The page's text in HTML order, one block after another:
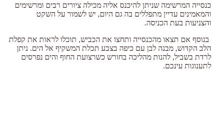
כנסייה המרשימה שניתן להיכנס אליה מכילה ציורים רבים ומרשימים
והמאמינים עדיין מתפללים בה גם היום, יש לשמור על השקט
והצניעות בעת הכניסה.
בנוסף אם תצאו מהכנסייה ותחצו את הכביש, תוכלו לראות את קפלת
הלב הקדוש, מבנה לבן עם כיפה בצבע תכלת המשקיף אל הים. ניתן
לרדת בשביל, להנות מהליכה בחורש כשרצועת החוף והים נפרסים
לתענוגות עינכם.